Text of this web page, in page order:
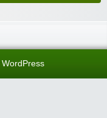
WordPress